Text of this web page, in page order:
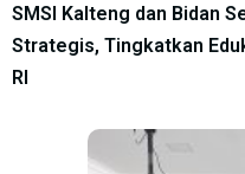
SMSI Kalteng dan Bidan
Strategis, Tingkatkan
RI